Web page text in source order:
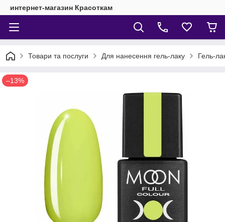
интернет-магазин Красоткам
Товари та послуги Для нанесення гель-лаку Гель-
–13%